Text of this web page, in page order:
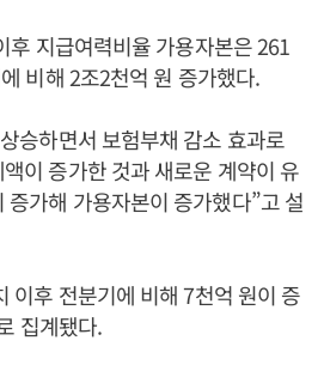
후 지급여력비율 가용자본은 261
비해 2조2천억 원 증가했다.
승하면서 보험부채 감소 효과로
이 증가한 것과 새로운 계약이 유
가해 가용자본이 증가했다”고 설
이후 전분기에 비해 7천억 원이 증
집계됐다.